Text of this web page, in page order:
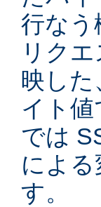
行なう
リク
映し
イト
では
によ
す。